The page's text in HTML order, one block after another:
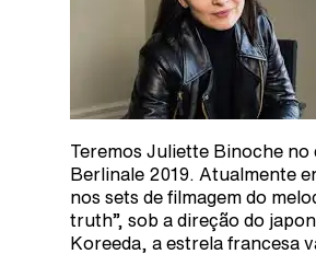
Teremos Juliette Binoche no
Berlinale 2019. Atualmente
nos sets de filmagem do
truth”, sob a direção do
Koreeda, a estrela francesa